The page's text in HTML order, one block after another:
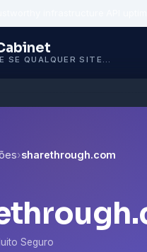
infrastructure
VERIFIQUE SE QUALQUER SITE É SEGURO
›sharethrough.com
Seguro